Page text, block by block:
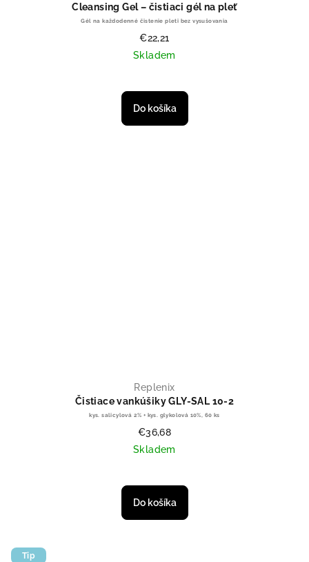
Cleansing Gel – čistiaci gél na pleť
Gél na každodenné čistenie pleti bez vysušovania
€22,21
Skladem
Do košíka
Replenix
Čistiace vankúšiky GLY-SAL 10-2
kys. salicylová 2% + kys. glykolová 10%, 60 ks
€36,68
Skladem
Do košíka
Tip